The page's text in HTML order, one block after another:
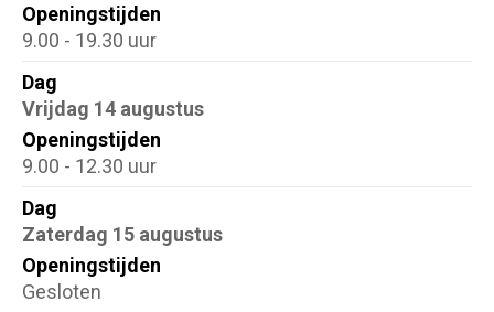
Openingstijden
9.00 - 19.30 uur
Dag
Vrijdag 14 augustus
Openingstijden
9.00 - 12.30 uur
Dag
Zaterdag 15 augustus
Openingstijden
Gesloten